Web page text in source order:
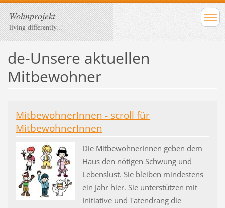
Wohnprojekt
living differently...
de-Unsere aktuellen
Mitbewohner
MitbewohnerInnen - scroll für
MitbewohnerInnen
Die MitbewohnerInnen geben dem
Haus den nötigen Schwung und
Lebenslust. Sie bleiben mindestens
ein Jahr hier. Sie unterstützen mit
Initiative und Tatendrang die